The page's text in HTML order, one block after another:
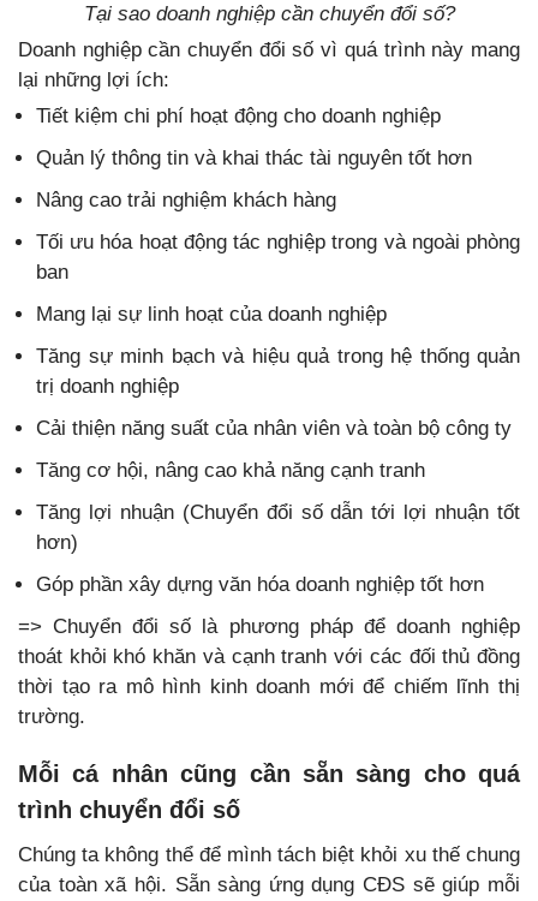
Tại sao doanh nghiệp cần chuyển đổi số?
Doanh nghiệp cần chuyển đổi số vì quá trình này mang
lại những lợi ích:
Tiết kiệm chi phí hoạt động cho doanh nghiệp
Quản lý thông tin và khai thác tài nguyên tốt hơn
Nâng cao trải nghiệm khách hàng
Tối ưu hóa hoạt động tác nghiệp trong và ngoài phòng
ban
Mang lại sự linh hoạt của doanh nghiệp
Tăng sự minh bạch và hiệu quả trong hệ thống quản
trị doanh nghiệp
Cải thiện năng suất của nhân viên và toàn bộ công ty
Tăng cơ hội, nâng cao khả năng cạnh tranh
Tăng lợi nhuận (Chuyển đổi số dẫn tới lợi nhuận tốt
hơn)
Góp phần xây dựng văn hóa doanh nghiệp tốt hơn
=> Chuyển đổi số là phương pháp để doanh nghiệp
thoát khỏi khó khăn và cạnh tranh với các đối thủ đồng
thời tạo ra mô hình kinh doanh mới để chiếm lĩnh thị
trường.
Mỗi cá nhân cũng cần sẵn sàng cho quá
trình chuyển đổi số
Chúng ta không thể để mình tách biệt khỏi xu thế chung
của toàn xã hội. Sẵn sàng ứng dụng CĐS sẽ giúp mỗi